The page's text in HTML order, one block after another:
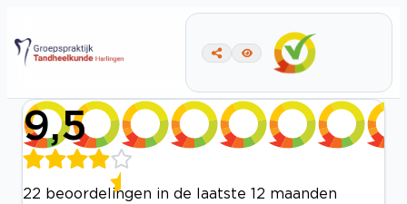
9,5
22 beoordelingen in de laatste 12 maanden